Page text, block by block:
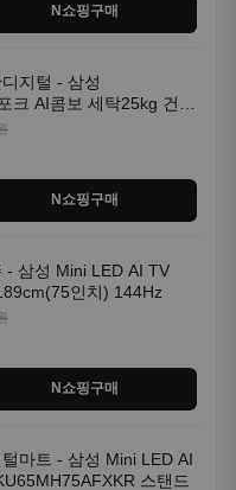
N쇼핑구매
삼성 Mini LED AI TV
인치) 144Hz
N쇼핑구매
마트 - 삼성 Mini LED AI
스탠드
N쇼핑구매
- 삼성 AI 무풍콤보갤러리
에어컨